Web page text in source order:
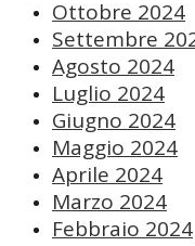
Ottobre 2024
Settembre
Agosto 2024
Luglio 2024
Giugno 2024
Maggio 2024
Aprile 2024
Marzo 2024
Febbraio 2024